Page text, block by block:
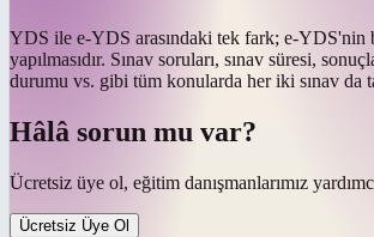
YDS ile e-YDS arasındaki tek fark; e-YDS'nin
yapılmasıdır. Sınav soruları, sınav süresi,
durumu vs. gibi tüm konularda her iki sınav da
Hâlâ sorun mu var?
Ücretsiz üye ol, eğitim danışmanlarımız
Ücretsiz Üye Ol